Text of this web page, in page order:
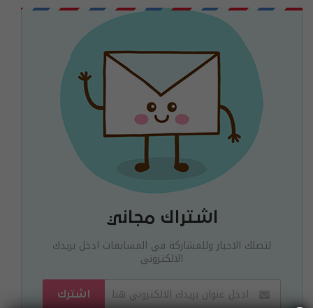
اشتراك مجاني
لتصلك الاخبار وللمشاركة في المسابقات ادخل بريدك
الالكتروني
اشترك